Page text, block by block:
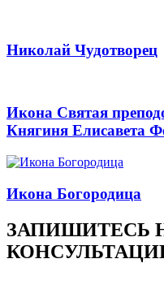
Николай Чудотворец
Икона Cвятая
Княгиня Елисавета
Икона Богородица
ЗАПИШИТЕСЬ